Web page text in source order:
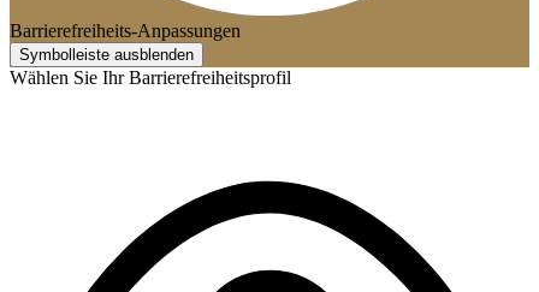
Barrierefreiheits-Anpassungen
Symbolleiste ausblenden
Wählen Sie Ihr Barrierefreiheitsprofil